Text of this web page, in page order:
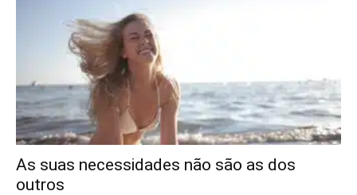
As suas necessidades não são as dos
outros